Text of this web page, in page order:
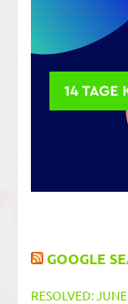
GOOGLE
RESOLVED: